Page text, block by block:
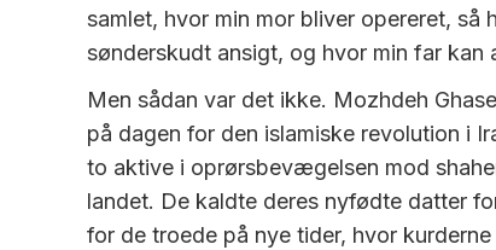
samlet, hvor min mor bliver opereret, så
sønderskudt ansigt, og hvor min far kan
Men sådan var det ikke. Mozhdeh
på dagen for den islamiske revolution i
to aktive i oprørsbevægelsen mod
landet. De kaldte deres nyfødte datter
for de troede på nye tider, hvor